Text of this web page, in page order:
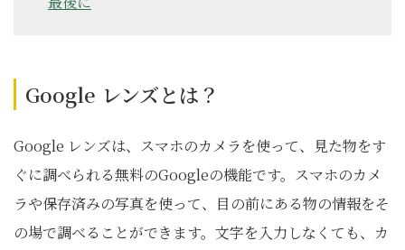
Google レンズとは？
Google レンズは、スマホのカメラを使って、見た物をす
ぐに調べられる無料のGoogleの機能です。スマホのカメ
ラや保存済みの写真を使って、目の前にある物の情報をそ
の場で調べることができます。文字を入力しなくても、カ